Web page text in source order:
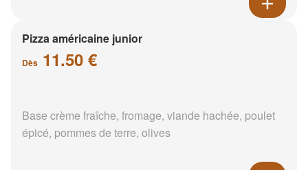
Pizza américaine junior
Dès 11.50 €
Base crème fraîche, fromage, viande hachée, poulet
épicé, pommes de terre, olives